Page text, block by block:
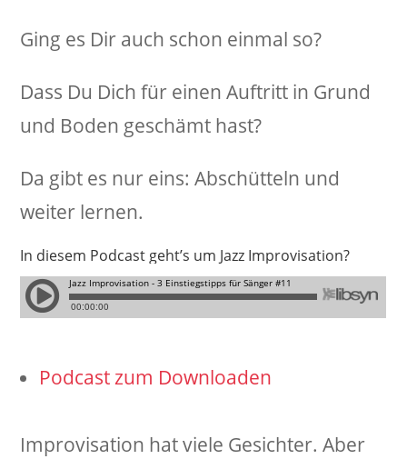
Ging es Dir auch schon einmal so?
Dass Du Dich für einen Auftritt in Grund
und Boden geschämt hast?
Da gibt es nur eins: Abschütteln und
weiter lernen.
In diesem Podcast geht’s um Jazz Improvisation?
Podcast zum Downloaden
Improvisation hat viele Gesichter. Aber